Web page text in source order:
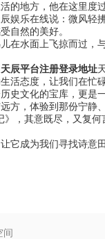
的地方，他在这里度
娱乐在线说：微风轻
自然的美好。
在水面上飞掠而过
天辰平台注册登录地址
态度，让我们在忙
史文化的宝库，更
方，体验到那份宁静
》，其意既尽，又
它成为我们寻找诗意
间